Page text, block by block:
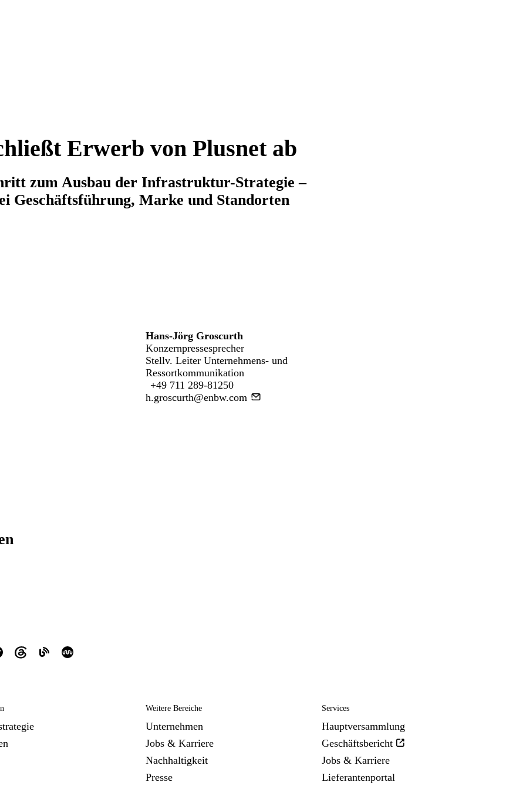
Erwerb von Plusnet ab
zum Ausbau der Infrastruktur-Strategie –
Geschäftsführung, Marke und Standorten
Hans-Jörg Groscurth
Konzernpressesprecher
Stellv. Leiter Unternehmens- und
Ressortkommunikation
+49 711 289-81250
h.groscurth@enbw.com
Weitere Bereiche
Unternehmen
Jobs & Karriere
Nachhaltigkeit
Presse
Services
Hauptversammlung
Geschäftsbericht
Jobs & Karriere
Lieferantenportal